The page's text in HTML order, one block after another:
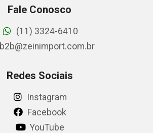
Fale Conosco
(11) 3324-6410
b2b@zeinimport.com.br
Redes Sociais
Instagram
Facebook
YouTube